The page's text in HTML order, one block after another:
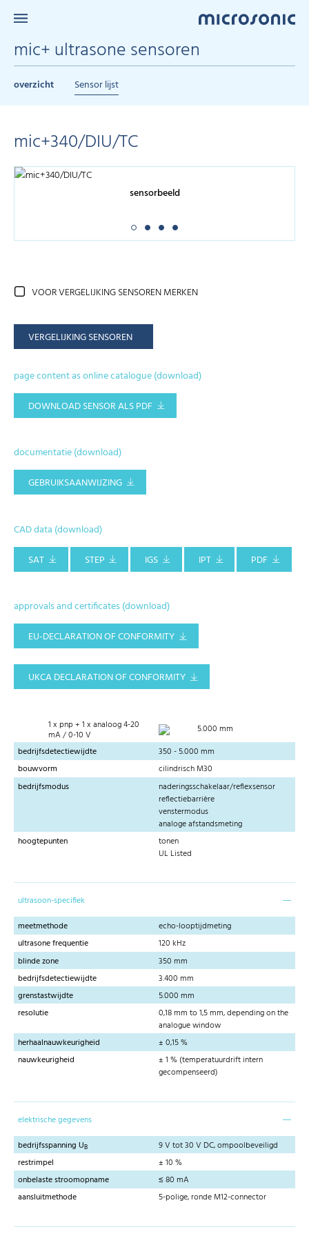
mic+ ultrasone sensoren
overzicht Sensor lijst
mic+340/DIU/TC
sensorbeeld
VOOR VERGELIJKING SENSOREN MERKEN
VERGELIJKING SENSOREN
page content as online catalogue (download)
DOWNLOAD SENSOR ALS PDF
documentatie (download)
GEBRUIKSAANWIJZING
CAD data (download)
SAT
STEP IGS IPT PDF
approvals and certificates (download)
EU-DECLARATION OF CONFORMITY
UKCA DECLARATION OF CONFORMITY
1 x pnp + 1 x analoog 4-20
mA / 0-10 V
5.000 mm
bedrijfsdetectiewijdte
350 - 5.000 mm
bouwvorm
cilindrisch M30
bedrijfsmodus
naderingsschakelaar/reflexsensor
reflectiebarrière
venstermodus
analoge afstandsmeting
hoogtepunten
tonen
UL Listed
ultrasoon-specifiek
meetmethode
echo-looptijdmeting
ultrasone frequentie
120 kHz
blinde zone
350 mm
bedrijfsdetectiewijdte
3.400 mm
grenstastwijdte
5.000 mm
resolutie
0,18 mm to 1,5 mm, depending on the
analogue window
herhaalnauwkeurigheid
± 0,15 %
nauwkeurigheid
± 1 % (temperatuurdrift intern
gecompenseerd)
elektrische gegevens
bedrijfsspanning UB
9 V tot 30 V DC, ompoolbeveiligd
restrimpel
± 10 %
onbelaste stroomopname
≤ 80 mA
aansluitmethode
5-polige, ronde M12-connector